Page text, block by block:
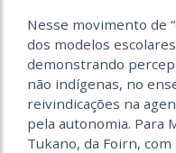
Nesse movimento de
dos modelos
demonstrando
não indígenas, no
reivindicações na
pela autonomia. Para
Tukano, da Foirn,